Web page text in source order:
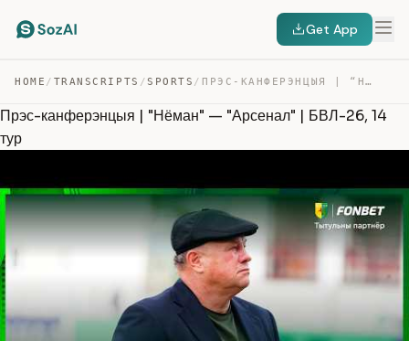
Get App
HOME / TRANSCRIPTS /SPORTS / ПРЭС-КАНФЕРЭНЦЫЯ | “НЁМАН” — “АРСЕНАЛ” | БВЛ-26, 14 ТУР — TRANSCRIPT
Прэс-канферэнцыя | "Нёман" — "Арсенал" | БВЛ-26, 14
тур